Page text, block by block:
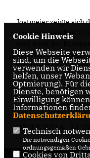
Jostmeier zeigte sich
einstimmigen
Vorstandsarbeit
vor die einzigen
sind.
07.12.2016,
Cookie Hinweis
Diese Webseite
sind, um die
verwenden wir
helfen, unser
Optmierung). Für
Dienste, benötigen
Einwilligung
Informationen
Technisch
Die notwendigen
ordnungsgemäßen
Cookies von